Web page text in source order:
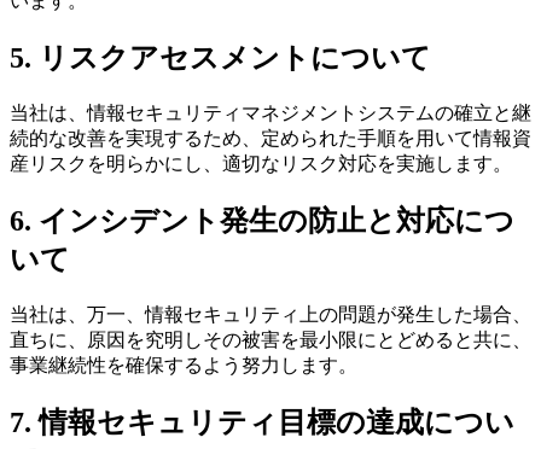
5. リスクアセスメントについて
当社は、情報セキュリティマネジメントシステムの確立と継
続的な改善を実現するため、定められた手順を用いて情報資
産リスクを明らかにし、適切なリスク対応を実施します。
6. インシデント発生の防止と対応につ
いて
当社は、万一、情報セキュリティ上の問題が発生した場合、
直ちに、原因を究明しその被害を最小限にとどめると共に、
事業継続性を確保するよう努力します。
7. 情報セキュリティ目標の達成につい